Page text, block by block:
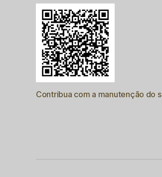
Contribua com a manutenção do